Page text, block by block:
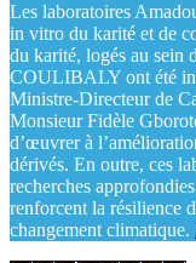
Les laboratoires
in vitro du karité et de
du karité, logés au sein
COULIBALY ont été
Ministre-Directeur de
Monsieur Fidèle
d’œuvrer à
dérivés. En outre, ces
recherches
renforcent la résilience
changement climatique.